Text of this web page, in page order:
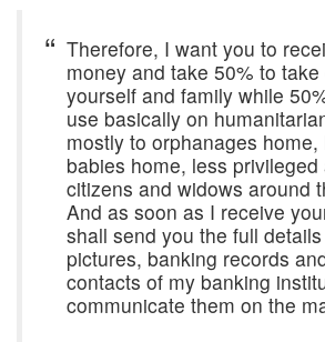
Therefore, I want you to
money and take 50% to
yourself and family while
use basically on
mostly to orphanages home,
babies home, less privileged
citizens and widows around
And as soon as I receive
shall send you the full
pictures, banking records
contacts of my banking
communicate them on the